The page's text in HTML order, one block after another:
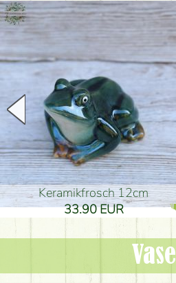
Keramikfrosch 12cm
33.90 EUR
Vase